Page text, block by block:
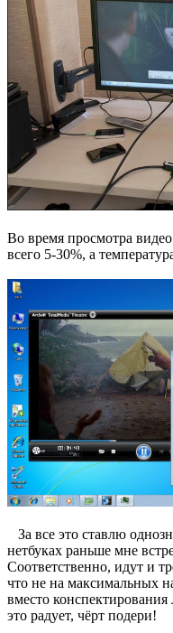
Во время просмотра видео
всего 5-30%, а
За все это ставлю
нетбуках раньше мне
Соответственно, идут и
что не на максимальных
вместо
это радует, чёрт подери!